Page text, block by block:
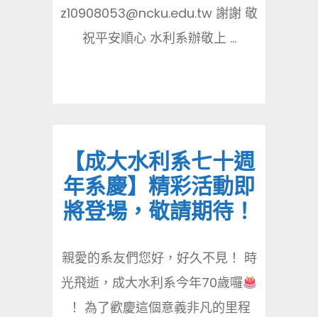
z10908053@ncku.edu.tw 謝謝 敬
祝平安順心 水利系辦敬上 ...
【成大水利系七十週
年系慶】精彩活動即
將登場，敬請期待！
親愛的系友們您好，好久不見！ 時
光飛逝，成大水利系今年70歲囉
！ 為了歡慶這個意義非凡的里程